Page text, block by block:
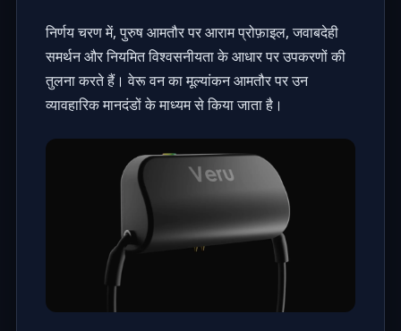
निर्णय चरण में, पुरुष आमतौर पर आराम प्रोफ़ाइल, जवाबदेही
समर्थन और नियमित विश्वसनीयता के आधार पर उपकरणों की
तुलना करते हैं। वेरू वन का मूल्यांकन आमतौर पर उन
व्यावहारिक मानदंडों के माध्यम से किया जाता है।